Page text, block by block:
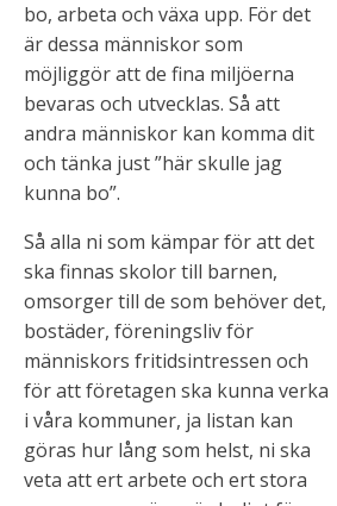
bo, arbeta och växa upp. För det
är dessa människor som
möjliggör att de fina miljöerna
bevaras och utvecklas. Så att
andra människor kan komma dit
och tänka just ”här skulle jag
kunna bo”.
Så alla ni som kämpar för att det
ska finnas skolor till barnen,
omsorger till de som behöver det,
bostäder, föreningsliv för
människors fritidsintressen och
för att företagen ska kunna verka
i våra kommuner, ja listan kan
göras hur lång som helst, ni ska
veta att ert arbete och ert stora